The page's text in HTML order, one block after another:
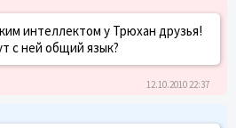
интеллектом у Трюхан друзья!
с ней общий язык?
12.10.2010 22:37